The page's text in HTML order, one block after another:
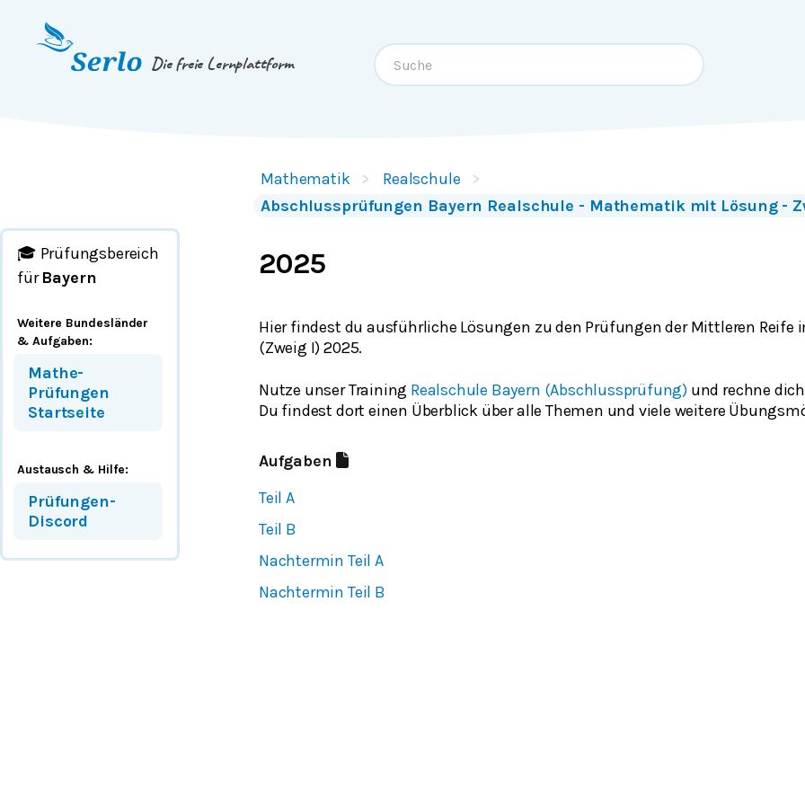
Springe zum
Die freie Lernplattform
Mathematik
Realschule
Abschlussprüfungen Bayern Realschule - Mathematik mit Lösung -
2025
🎓 Prüfungsbereich
für Bayern
Weitere Bundesländer
& Aufgaben:
Mathe-
Prüfungen
Startseite
Austausch & Hilfe:
Prüfungen-
Discord
Hier findest du ausführliche Lösungen zu den Prüfungen der Mittleren Reife
(Zweig I) 2025.
Nutze unser Training Realschule Bayern (Abschlussprüfung) und rechne
Du findest dort einen Überblick über alle Themen und viele weitere
Aufgaben
Teil A
Teil B
Nachtermin Teil A
Nachtermin Teil B